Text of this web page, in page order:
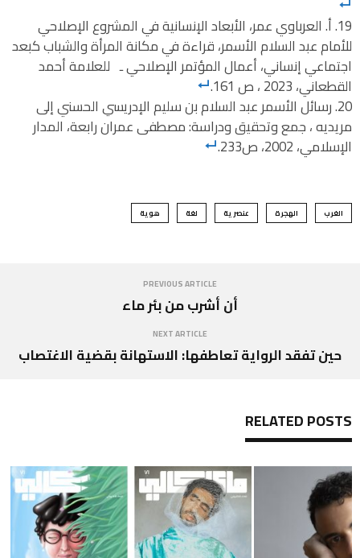
أ‫.‬ العرباوي عمر‫، الأبعاد الإنسانية في المشروع الإصلاحي
للأمام عبد السلام الأسمر، قراءة في مكانة المرأة والشباب كبعد
اجتماعي إنساني، أعمال المؤتمر الإصلاحي ـ ‬ ‫ للعلامة أحمد
القطعاني، 2023 ، ص 161.
رسائل الأسمر عبد السلام بن سليم الإدريسي الحسني إلى
مريديه ، جمع وتحقيق ودراسة‫:‬ مصطفى عمران رابعة، المدار
الإسلامي‫،‬ 2002، ص233.
الغرب الهجرة عنصرية لغة هوية
PREVIOUS ARTICLE
أن أشرب من بئر ماء
NEXT ARTICLE
حين تفقد الرواية تعاطفها: الاستهانة بقضية الاغتصاب
RELATED POSTS